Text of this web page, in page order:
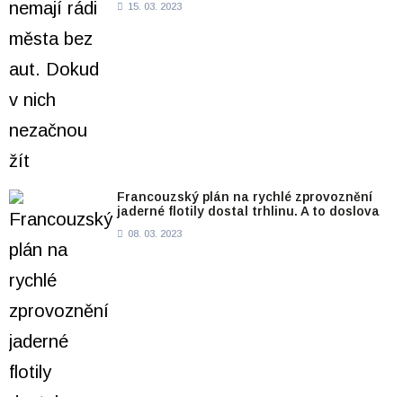
15. 03. 2023
Francouzský plán na rychlé zprovoznění
jaderné flotily dostal trhlinu. A to doslova
08. 03. 2023